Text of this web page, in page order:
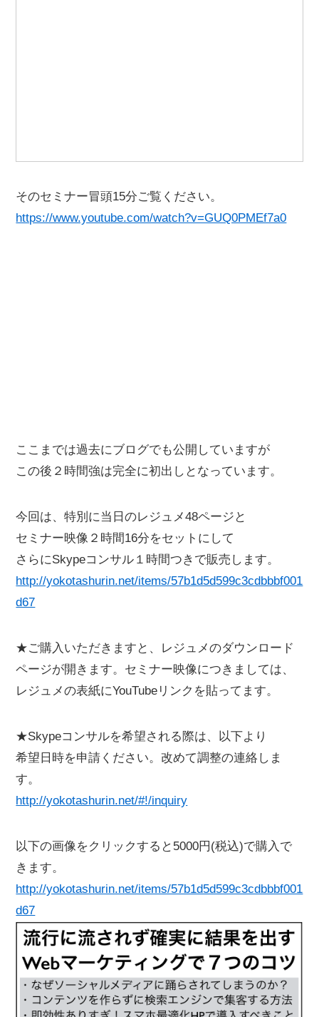
そのセミナー冒頭15分ご覧ください。
https://www.youtube.com/watch?v=GUQ0PMEf7a0
ここまでは過去にブログでも公開していますが
この後２時間強は完全に初出しとなっています。
今回は、特別に当日のレジュメ48ページと
セミナー映像２時間16分をセットにして
さらにSkypeコンサル１時間つきで販売します。
http://yokotashurin.net/items/57b1d5d599c3cdbbbf001
d67
★ご購入いただきますと、レジュメのダウンロード
ページが開きます。セミナー映像につきましては、
レジュメの表紙にYouTubeリンクを貼ってます。
★Skypeコンサルを希望される際は、以下より
希望日時を申請ください。改めて調整の連絡しま
す。
http://yokotashurin.net/#!/inquiry
以下の画像をクリックすると5000円(税込)で購入で
きます。
http://yokotashurin.net/items/57b1d5d599c3cdbbbf001
d67